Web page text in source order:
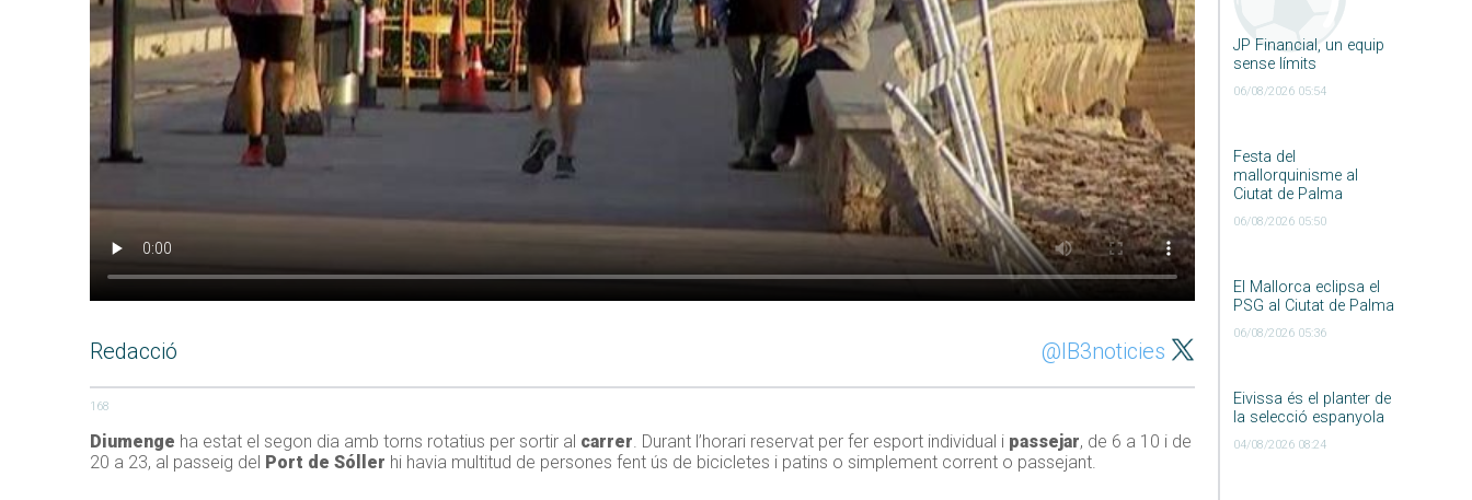
JP Financial, un equip
sense límits
06/08/2026 05:54
Festa del
mallorquinisme al
Ciutat de Palma
06/08/2026 05:50
El Mallorca eclipsa el
PSG al Ciutat de Palma
06/08/2026 05:36
Eivissa és el planter de
la selecció espanyola
04/08/2026 08:24
Redacció @IB3noticies
168
Diumenge ha estat el segon dia amb torns rotatius per sortir al carrer. Durant l’horari reservat per fer esport individual i passejar, de 6 a 10 i de
20 a 23, al passeig del Port de Sóller hi havia multitud de persones fent ús de bicicletes i patins o simplement corrent o passejant.